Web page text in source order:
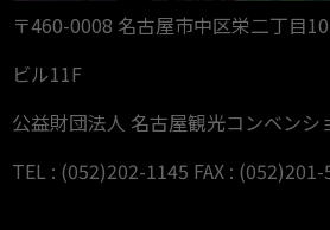
〒460-0008 名古屋市中区栄二丁目
ビル11F
公益財団法人 名古屋観光コンベンシ
TEL : (052)202-1145 FAX : (052)201-